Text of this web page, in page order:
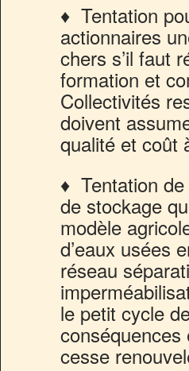
♦ Tentation
actionnaires
chers s’il faut
formation et
Collectivités
doivent
qualité et coût
♦ Tentation
de stockage
modèle
d’eaux usées
réseau
le petit cycle
cesse